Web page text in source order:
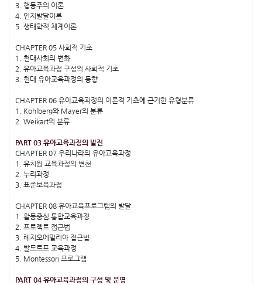
3. 행동주의 이론
4. 인지발달이론
5. 생태학적 체계이론
CHAPTER 05 사회적 기초
1. 현대사회의 변화
2. 유아교육과정 구성의 사회적 기초
3. 현대 유아교육과정의 동향
CHAPTER 06 유아교육과정의 이론적 기초에 근거한 유형분류
1. Kohlberg와 Mayer의 분류
2. Weikart의 분류
PART 03 유아교육과정의 발전
CHAPTER 07 우리나라의 유아교육과정
1. 유치원 교육과정의 변천
2. 누리과정
3. 표준보육과정
CHAPTER 08 유아교육프로그램의 발달
1. 활동중심 통합교육과정
2. 프로젝트 접근법
3. 레지오에밀리아 접근법
4. 발도르프 교육과정
5. Montessori 프로그램
PART 04 유아교육과정의 구성 및 운영